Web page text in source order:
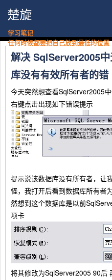
楚旋
学习笔记
任何时候都要把自己放到最低的位置
解决 SqlServer2005
库没有有效所有者的错
今天突然想查看SqlServer2005
右键点击出现如下错误提示
提示说该数据库没有所有者，让
怪，我打开后看到数据库所有者
然想到这个数据库是以前
项卡
将其修改为SqlServer2005 90后